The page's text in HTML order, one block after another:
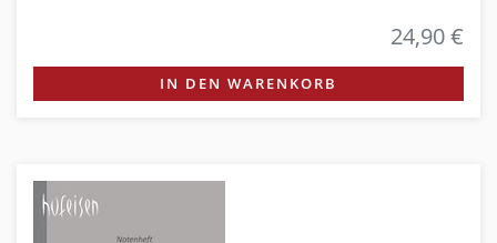
24,90 €
IN DEN WARENKORB